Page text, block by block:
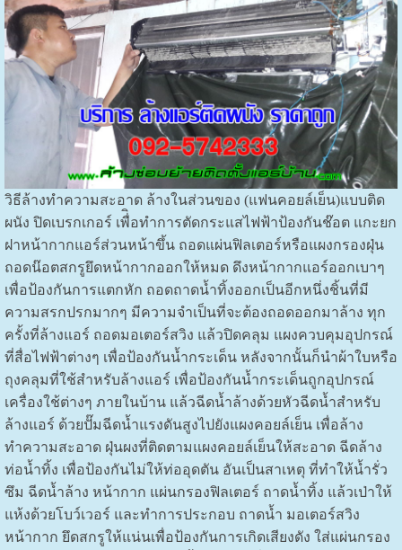
วิธีล้างทำความสะอาด ล้างในส่วนของ (แฟนคอยล์เย็น)แบบติด
ผนัง ปิดเบรกเกอร์ เพื่ิอทำการตัดกระแสไฟฟ้าป้องกันช๊อต แกะยก
ฝาหน้ากากแอร์ส่วนหน้าขึ้น ถอดแผ่นฟิลเตอร์หรือแผงกรองฝุ่น
ถอดน๊อตสกรูยึดหน้ากากออกให้หมด ดึงหน้ากากแอร์ออกเบาๆ
เพื่อป้องกันการแตกหัก ถอดถาดน้ำทิ้งออกเป็นอีกหนึ่งชิ้นที่มี
ความสรกปรกมากๆ มีความจำเป็นที่จะต้องถอดออกมาล้าง ทุก
ครั้งที่ล้างแอร์ ถอดมอเตอร์สวิง แล้วปิดคลุม แผงควบคุมอุปกรณ์
ที่สื่อไฟฟ้าต่างๆ เพื่อป้องกันน้ำกระเด็น หลังจากนั้นก็นำผ้าใบหรือ
ถุงคลุมที่ใช้สำหรับล้างแอร์ เพื่อป้องกันน้ำกระเด็นถูกอุปกรณ์
เครื่องใช้ต่างๆ ภายในบ้าน แล้วฉีดน้ำล้างด้วยหัวฉีดน้ำสำหรับ
ล้างแอร์ ด้วยปั๊มฉีดน้ำแรงดันสูงไปยังแผงคอยล์เย็น เพื่อล้าง
ทำความสะอาด ฝุ่นผงที่ติดตามแผงคอยล์เย็นให้สะอาด ฉีดล้าง
ท่อน้ำทิ้ง เพื่อป้องกันไม่ให้ท่ออุดตัน อันเป็นสาเหตุ ที่ทำให้น้ำรั่ว
ซึม ฉีดน้ำล้าง หน้ากาก แผ่นกรองฟิลเตอร์ ถาดน้ำทิ้ง แล้วเป่าให้
แห้งด้วยโบว์เวอร์ และทำการประกอบ ถาดน้ำ มอเตอร์สวิง
หน้ากาก ยึดสกรูให้แน่นเพื่อป้องกันการเกิดเสียงดัง ใส่แผ่นกรอง